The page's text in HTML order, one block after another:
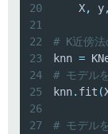
20
    X
, y,
21
22
# K近傍法
23
knn =
24
# モデル
25
knn. fit (
26
27
# モデル